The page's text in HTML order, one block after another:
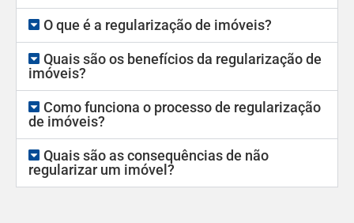
O que é a regularização de imóveis?
Quais são os benefícios da regularização de
imóveis?
Como funciona o processo de regularização
de imóveis?
Quais são as consequências de não
regularizar um imóvel?